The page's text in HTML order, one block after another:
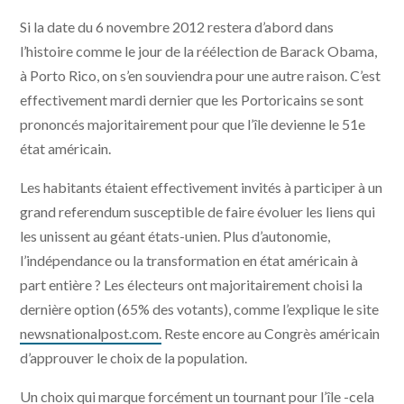
Si la date du 6 novembre 2012 restera d’abord dans
l’histoire comme le jour de la réélection de Barack Obama,
à Porto Rico, on s’en souviendra pour une autre raison. C’est
effectivement mardi dernier que les Portoricains se sont
prononcés majoritairement pour que l’île devienne le 51e
état américain.
Les habitants étaient effectivement invités à participer à un
grand referendum susceptible de faire évoluer les liens qui
les unissent au géant états-unien. Plus d’autonomie,
l’indépendance ou la transformation en état américain à
part entière ? Les électeurs ont majoritairement choisi la
dernière option (65% des votants), comme l’explique le site
newsnationalpost.com. Reste encore au Congrès américain
d’approuver le choix de la population.
Un choix qui marque forcément un tournant pour l’île -cela